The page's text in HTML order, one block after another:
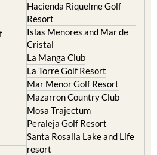
Hacienda Riquelme Golf
Resort
Islas Menores and Mar de
Cristal
La Manga Club
La Torre Golf Resort
Mar Menor Golf Resort
Mazarron Country Club
Mosa Trajectum
Peraleja Golf Resort
Santa Rosalia Lake and Life
resort